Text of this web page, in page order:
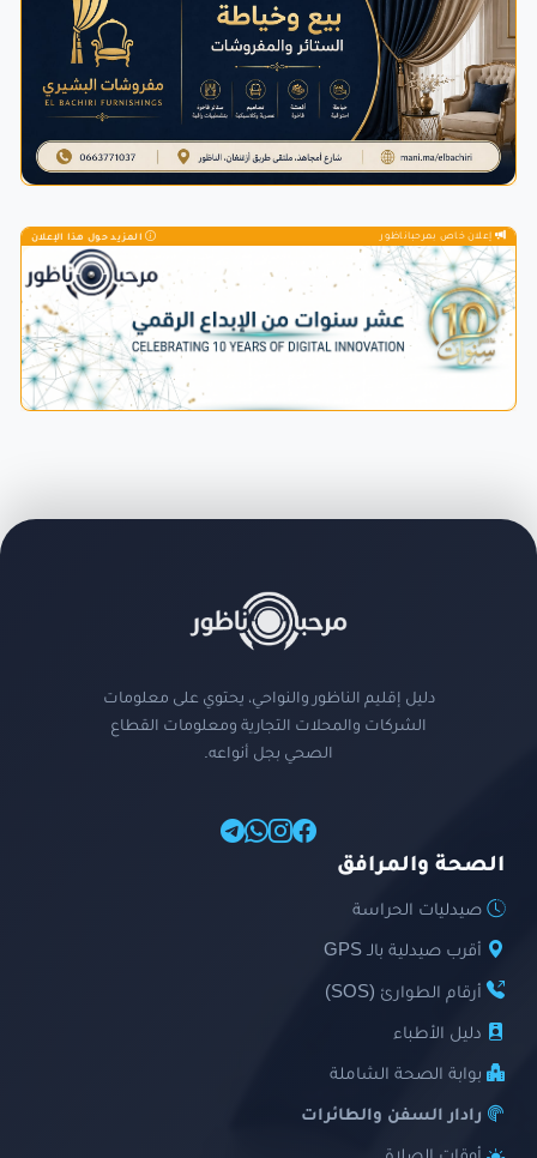
إعلان خاص بمرحباناظور المزيد حول هذا الإعلان
دليل إقليم الناظور والنواحي، يحتوي على معلومات
الشركات والمحلات التجارية ومعلومات القطاع
الصحي بجل أنواعه.
الصحة والمرافق
صيدليات الحراسة
أقرب صيدلية بالـ GPS
أرقام الطوارئ (SOS)
دليل الأطباء
بوابة الصحة الشاملة
رادار السفن والطائرات